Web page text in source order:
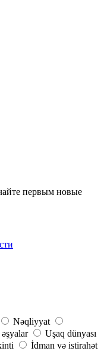
первым новые
Nəqliyyat
Uşaq dünyası
İdman və istirahət